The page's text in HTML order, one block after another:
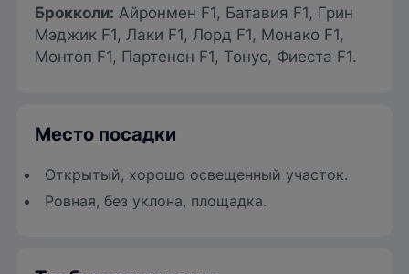
Брокколи: Айронмен F1, Батавия F1, Грин
Мэджик F1, Лаки F1, Лорд F1, Монако F1,
Монтоп F1, Партенон F1, Тонус, Фиеста F1.
Место посадки
Открытый, хорошо освещенный участок.
Ровная, без уклона, площадка.